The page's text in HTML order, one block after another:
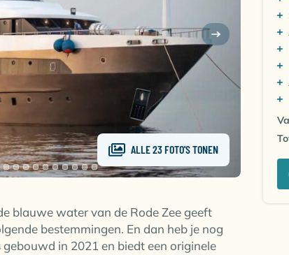
ALLE 23 FOTO'S TONEN
blauwe water van de Rode Zee geeft
bestemmingen. En dan heb je nog
in 2021 en biedt een originele